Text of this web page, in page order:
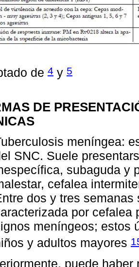
de 4 y 5
DE
meníngea:
SNC. Suele
subaguda y
cefalea
dos y tres
por cefalea
meníngeos; estos
y adultos mayores
puede